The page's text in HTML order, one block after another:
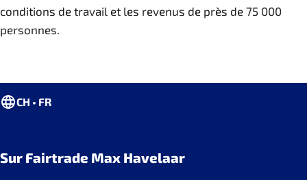
conditions de travail et les revenus de près de 75 000
personnes.
CH • FR
Sur Fairtrade Max Havelaar